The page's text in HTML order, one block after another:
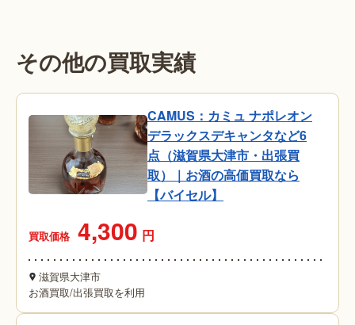
その他の買取実績
CAMUS：カミュ ナポレオン
デラックスデキャンタなど6
点（滋賀県大津市・出張買
取）｜お酒の高価買取なら
【バイセル】
買取価格 4,300 円
滋賀県大津市
お酒買取/出張買取を利用